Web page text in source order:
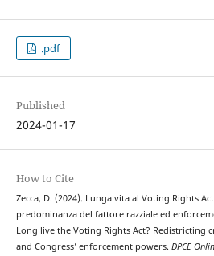
.pdf
Published
2024-01-17
How to Cite
Zecca, D. (2024). Lunga vita al Voting Rights
predominanza del fattore razziale ed
Long live the Voting Rights Act? Redistricting
and Congress’ enforcement powers. DPCE